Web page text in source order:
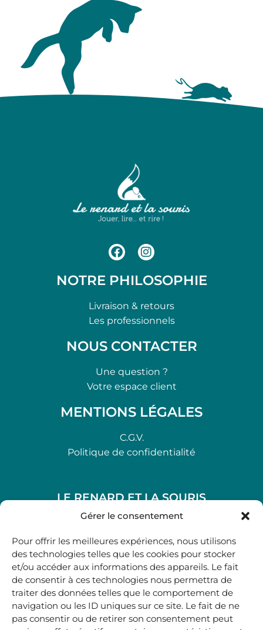
Gérer le consentement
Pour offrir les meilleures expériences, nous utilisons
des technologies telles que les cookies pour stocker
et/ou accéder aux informations des appareils. Le fait
de consentir à ces technologies nous permettra de
traiter des données telles que le comportement de
navigation ou les ID uniques sur ce site. Le fait de ne
pas consentir ou de retirer son consentement peut
NOTRE PHILOSOPHIE
Livraison & retours
Les professionnels
NOUS CONTACTER
Une question ?
Votre espace client
MENTIONS LÉGALES
C.G.V.
Politique de confidentialité
LE RENARD ET LA SOURIS
48, rue Maubec 33210 LANGON
05 40 41 37 18
.
MARDI AU SAMEDI
10H00-12H45 | 14H00 -19H00